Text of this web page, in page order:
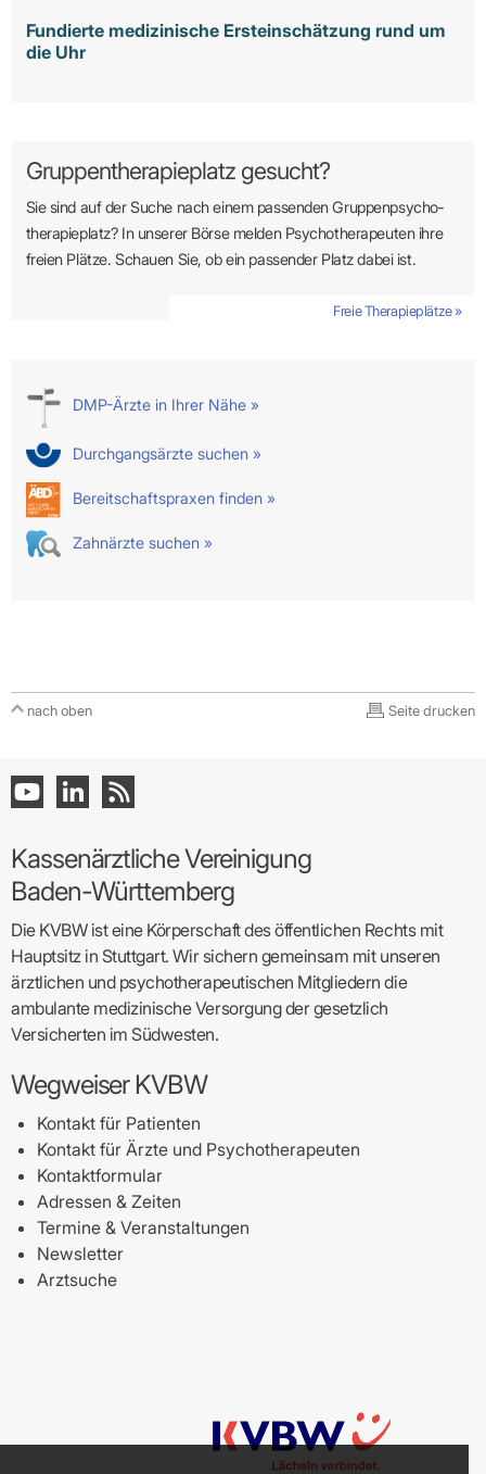
Fundierte medizinische Ersteinschätzung rund um
die Uhr
Gruppentherapieplatz gesucht?
Sie sind auf der Suche nach einem passenden Gruppen­psycho­
therapie­platz? In unserer Börse melden Psycho­­thera­­peuten ihre
freien Plätze. Schauen Sie, ob ein passender Platz dabei ist.
Freie Therapieplätze »
DMP-Ärzte in Ihrer Nähe »
Durchgangsärzte suchen »
Bereitschaftspraxen finden »
Zahnärzte suchen »
nach oben Seite drucken
Kassenärztliche Vereinigung
Baden-Württemberg
Die KVBW ist eine Körperschaft des öffentlichen Rechts mit
Hauptsitz in Stuttgart. Wir sichern gemeinsam mit unseren
ärztlichen und psychotherapeutischen Mitgliedern die
ambulante medizinische Versorgung der gesetzlich
Versicherten im Südwesten.
Wegweiser KVBW
Kontakt für Patienten
Kontakt für Ärzte und Psychotherapeuten
Kontaktformular
Adressen & Zeiten
Termine & Veranstaltungen
Newsletter
Arztsuche